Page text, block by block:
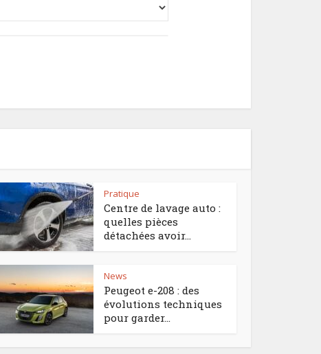
Pratique
Centre de lavage auto :
quelles pièces
détachées avoir...
News
Peugeot e-208 : des
évolutions techniques
pour garder...